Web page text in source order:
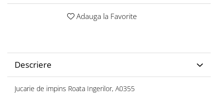
Adauga la Favorite
Descriere
Jucarie de impins Roata Ingerilor, A0355